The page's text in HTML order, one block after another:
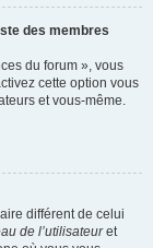
des membres
du forum », vous
cette option vous
et vous-même.
différent de celui
de l’utilisateuret